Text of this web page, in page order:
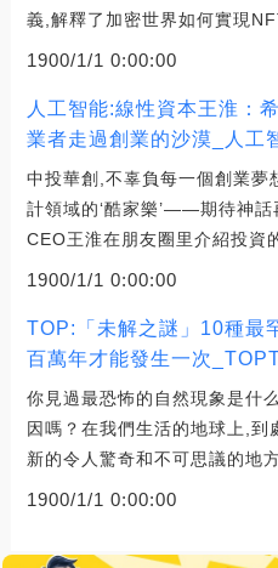
義,解釋了加密世界如何實現
1900/1/1 0:00:00
人工智能:線性資本王淮：
業者走過創業的沙漠_人工
中投華創,不辜負每一個創業夢
計領域的‘酷家樂’——期待神話
CEO王淮在朋友圈里介紹投資
1900/1/1 0:00:00
TOP:「未解之謎」10種最
百萬年才能發生一次
你見過最恐怖的自然現象是什
因嗎？在我們生活的地球上,到
新的令人驚奇和不可思議的地
1900/1/1 0:00:00